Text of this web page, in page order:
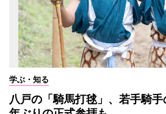
学ぶ・知る
八戸の「騎馬打毬」、若手騎